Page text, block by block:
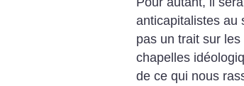
anticapitalistes au
pas un trait sur
chapelles
de ce qui nous